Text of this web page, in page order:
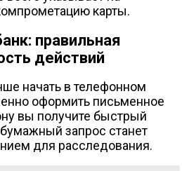
карты.
правильная
действий
начать в телефонном
оформить письменное
вы получите быстрый
запрос станет
для расследования.